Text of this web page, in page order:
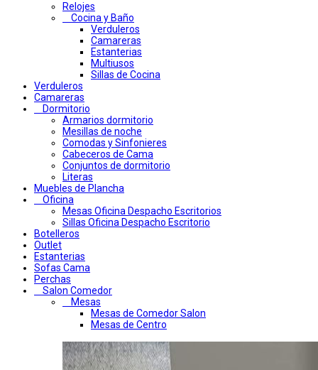
Relojes
Cocina y Baño
Verduleros
Camareras
Estanterias
Multiusos
Sillas de Cocina
Verduleros
Camareras
Dormitorio
Armarios dormitorio
Mesillas de noche
Comodas y Sinfonieres
Cabeceros de Cama
Conjuntos de dormitorio
Literas
Muebles de Plancha
Oficina
Mesas Oficina Despacho Escritorios
Sillas Oficina Despacho Escritorio
Botelleros
Outlet
Estanterias
Sofas Cama
Perchas
Salon Comedor
Mesas
Mesas de Comedor Salon
Mesas de Centro